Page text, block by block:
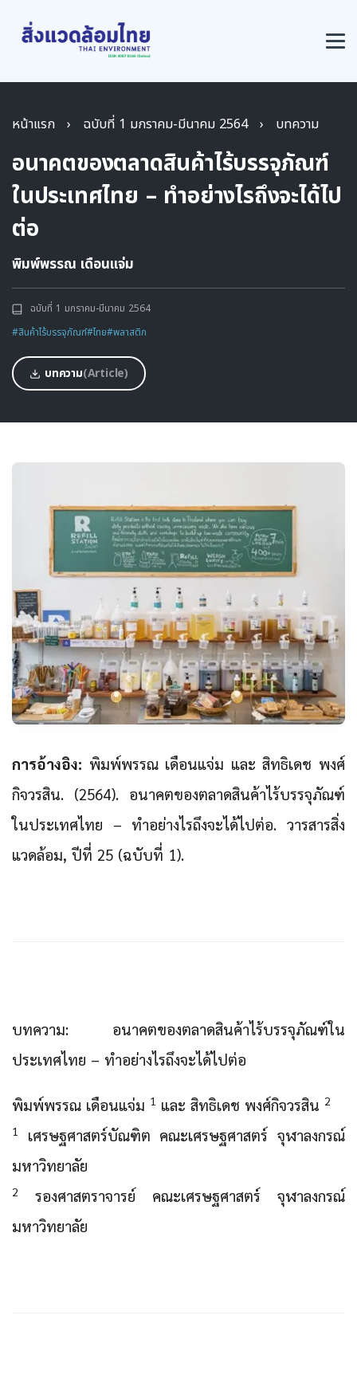
หน้าแรก › ฉบับที่ 1 มกราคม-มีนาคม 2564 › บทความ
อนาคตของตลาดสินค้าไร้บรรจุภัณฑ์
ในประเทศไทย – ทำอย่างไรถึงจะได้ไป
ต่อ
พิมพ์พรรณ เดือนแจ่ม
ฉบับที่ 1 มกราคม-มีนาคม 2564
#สินค้าไร้บรรจุภัณฑ์#ไทย#พลาสติก
บทความ(Article)
การอ้างอิง: พิมพ์พรรณ เดือนแจ่ม และ สิทธิเดช พงศ์
กิจวรสิน. (2564). อนาคตของตลาดสินค้าไร้บรรจุภัณฑ์
ในประเทศไทย – ทำอย่างไรถึงจะได้ไปต่อ. วารสารสิ่ง
แวดล้อม, ปีที่ 25 (ฉบับที่ 1).
บทความ:
อนาคตของตลาดสินค้าไร้บรรจุภัณฑ์ใน
ประเทศไทย – ทำอย่างไรถึงจะได้ไปต่อ
พิมพ์พรรณ เดือนแจ่ม 1 และ สิทธิเดช พงศ์กิจวรสิน 2
1
เศรษฐศาสตร์บัณฑิต คณะเศรษฐศาสตร์ จุฬาลงกรณ์
มหาวิทยาลัย
2
รองศาสตราจารย์ คณะเศรษฐศาสตร์ จุฬาลงกรณ์
มหาวิทยาลัย